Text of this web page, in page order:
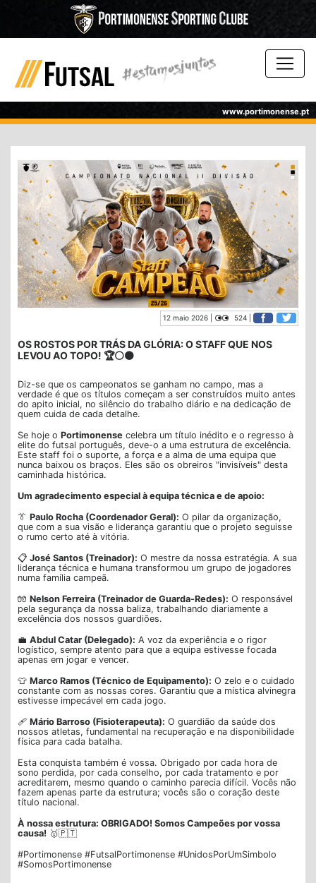
www.portimonense.pt
12 maio 2026 | 524 |
OS ROSTOS POR TRÁS DA GLÓRIA: O STAFF QUE NOS
LEVOU AO TOPO! 🏆⚪⚫
Diz-se que os campeonatos se ganham no campo, mas a
verdade é que os títulos começam a ser construídos muito antes
do apito inicial, no silêncio do trabalho diário e na dedicação de
quem cuida de cada detalhe.
Se hoje o Portimonense celebra um título inédito e o regresso à
elite do futsal português, deve-o a uma estrutura de excelência.
Este staff foi o suporte, a força e a alma de uma equipa que
nunca baixou os braços. Eles são os obreiros "invisíveis" desta
caminhada histórica.
Um agradecimento especial à equipa técnica e de apoio:
👔 Paulo Rocha (Coordenador Geral): O pilar da organização,
que com a sua visão e liderança garantiu que o projeto seguisse
o rumo certo até à vitória.
📋 José Santos (Treinador): O mestre da nossa estratégia. A sua
liderança técnica e humana transformou um grupo de jogadores
numa família campeã.
🧤 Nelson Ferreira (Treinador de Guarda-Redes): O responsável
pela segurança da nossa baliza, trabalhando diariamente a
excelência dos nossos guardiões.
💼 Abdul Catar (Delegado): A voz da experiência e o rigor
logístico, sempre atento para que a equipa estivesse focada
apenas em jogar e vencer.
👕 Marco Ramos (Técnico de Equipamento): O zelo e o cuidado
constante com as nossas cores. Garantiu que a mística alvinegra
estivesse impecável em cada jogo.
🩹 Mário Barroso (Fisioterapeuta): O guardião da saúde dos
nossos atletas, fundamental na recuperação e na disponibilidade
física para cada batalha.
Esta conquista também é vossa. Obrigado por cada hora de
sono perdida, por cada conselho, por cada tratamento e por
acreditarem, mesmo quando o caminho parecia difícil. Vocês não
fazem apenas parte da estrutura; vocês são o coração deste
título nacional.
À nossa estrutura: OBRIGADO! Somos Campeões por vossa
causa! 🥇🇵🇹
#Portimonense #FutsalPortimonense #UnidosPorUmSimbolo
#SomosPortimonense